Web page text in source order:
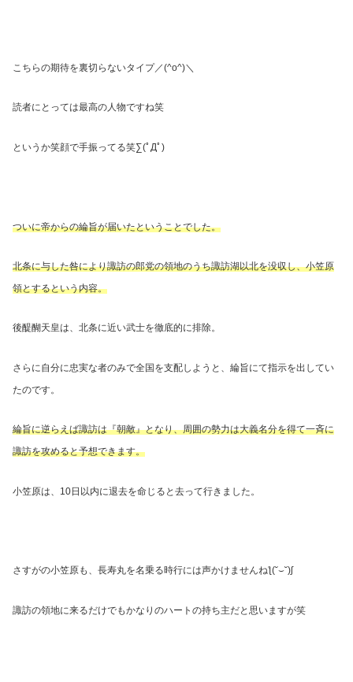
こちらの期待を裏切らないタイプ／(^o^)＼
読者にとっては最高の人物ですね笑
というか笑顔で手振ってる笑∑(ﾟДﾟ )
ついに帝からの綸旨が届いたということでした。
北条に与した咎により諏訪の郎党の領地のうち諏訪湖以北を没収し、小笠原
領とするという内容。
後醍醐天皇は、北条に近い武士を徹底的に排除。
さらに自分に忠実な者のみで全国を支配しようと、綸旨にて指示を出してい
たのです。
綸旨に逆らえば諏訪は『朝敵』となり、周囲の勢力は大義名分を得て一斉に
諏訪を攻めると予想できます。
小笠原は、 10日以内に退去を命じると去って行きました。
さすがの小笠原も、長寿丸を名乗る時行には声かけませんねƪ(˘⌣˘)ʃ
諏訪の領地に来るだけでもかなりのハートの持ち主だと思いますが笑